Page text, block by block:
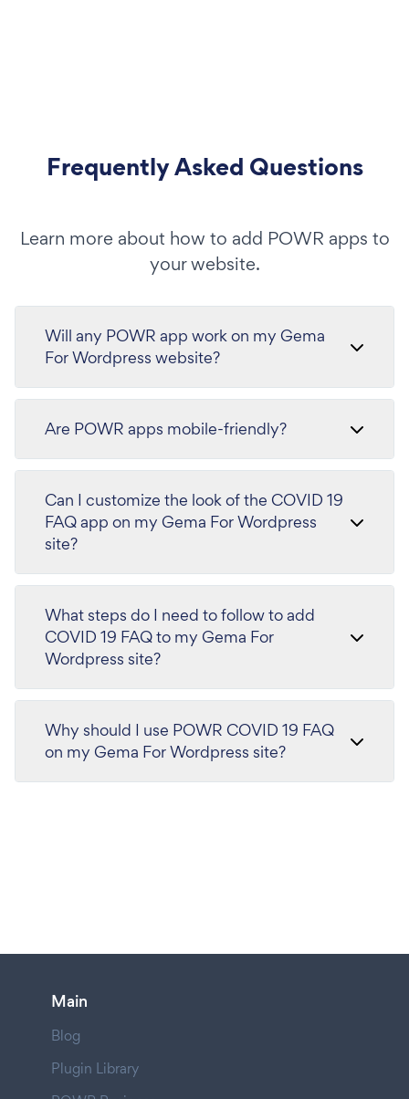
Frequently Asked Questions
Learn more about how to add POWR apps to
your website.
Will any POWR app work on my Gema
For Wordpress website?
Are POWR apps mobile-friendly?
Can I customize the look of the COVID 19
FAQ app on my Gema For Wordpress
site?
What steps do I need to follow to add
COVID 19 FAQ to my Gema For
Wordpress site?
Why should I use POWR COVID 19 FAQ
on my Gema For Wordpress site?
Main
Blog
Plugin Library